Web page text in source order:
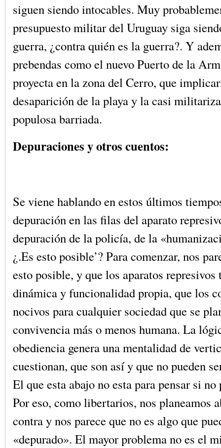
siguen siendo intocables. Muy
presupuesto militar del Uruguay siga
guerra, ¿contra quién es la guerra?. Y
prebendas como el nuevo Puerto de la
proyecta en la zona del Cerro, que
desaparición de la playa y la casi
populosa barriada.
Depuraciones y otros cuentos:
Se viene hablando en estos últimos
depuración en las filas del aparato
depuración de la policía, de la
¿.Es esto posible’? Para comenzar, nos
esto posible, y que los aparatos represivos
dinámica y funcionalidad propia, que los
nocivos para cualquier sociedad que se
convivencia más o menos humana. La
obediencia genera una mentalidad de
cuestionan, que son así y que no pueden
El que esta abajo no esta para pensar si no
Por eso, como libertarios, nos planeamos
contra y nos parece que no es algo que
«depurado». El mayor problema no es el